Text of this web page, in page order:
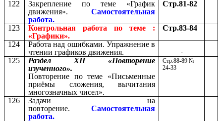
122
Закрепление по теме «График
движения».
Самостоятельная
работа.
Стр.81-82
123
Контрольная работа по теме :
«Графики».
Стр.83-84
124
Работа над ошибками. Упражнение в
чтении графиков движения.
-
125
Раздел ХII «Повторение
изученного».
Повторение по теме «Письменные
приёмы сложения, вычитания
многозначных чисел».
Стр.88-89 №
24-33
126
Задачи на
повторение.
Самостоятельная
работа.